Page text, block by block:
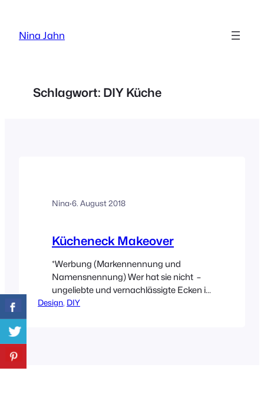
springen
Nina Jahn
Schlagwort: DIY Küche
Nina·6. August 2018
Kücheneck Makeover
*Werbung (Markennennung und
Namensnennung) Wer hat sie nicht –
ungeliebte und vernachlässigte Ecken in
den eigenen vier Wänden! Bei uns war
Design, DIY